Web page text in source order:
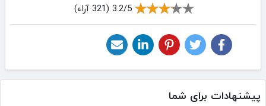
3.2/5 (321 آراء)
پیشنهادات برای شما